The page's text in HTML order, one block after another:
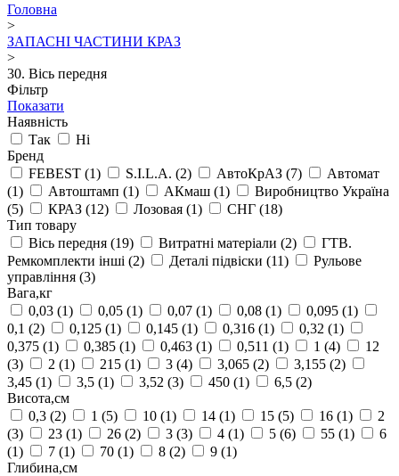
Головна
>
ЗАПАСНІ ЧАСТИНИ КРАЗ
>
30. Вісь передня
Фільтр
Показати
Наявність
Так
Ні
Бренд
FEBEST (1) S.I.L.A. (2) АвтоКрАЗ (7)
Автомат
(1)
Автоштамп (1) АКмаш (1)
Виробництво Україна
(5)
КРАЗ (12) Лозовая (1) СНГ (18)
Тип товару
Вісь передня (19) Витратні матеріали (2)
ГТВ.
Ремкомплекти інші (2) Деталі підвіски (11)
Рульове
управління (3)
Вага,кг
0,03 (1) 0,05 (1) 0,07 (1) 0,08 (1) 0,095 (1)
0,1 (2) 0,125 (1) 0,145 (1) 0,316 (1) 0,32 (1)
0,375 (1) 0,385 (1) 0,463 (1) 0,511 (1) 1 (4)
12
(3)
2 (1) 215 (1) 3 (4) 3,065 (2) 3,155 (2)
3,45 (1) 3,5 (1) 3,52 (3) 450 (1) 6,5 (2)
Висота,см
0,3 (2) 1 (5) 10 (1) 14 (1) 15 (5) 16 (1)
2
(3)
23 (1) 26 (2) 3 (3) 4 (1) 5 (6) 55 (1)
6
(1)
7 (1) 70 (1) 8 (2) 9 (1)
Глибина,см